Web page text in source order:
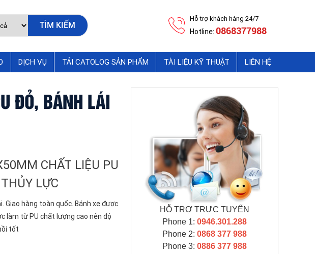
Hỗ trợ khách hàng 24/7
Hotline: 0868377988
DỊCH VỤ TẢI CATOLOG SẢN PHẨM TÀI LIỆU KỸ THUẬT LIÊN HỆ
ĐỎ, BÁNH LÁI
CHẤT LIỆU PU
LỰC
Giao hàng toàn quốc. Bánh xe được
làm từ PU chất lượng cao nên độ
tốt
HỖ TRỢ TRỰC TUYẾN
Phone 1: 0946.301.288
Phone 2: 0868 377 988
Phone 3: 0886 377 988